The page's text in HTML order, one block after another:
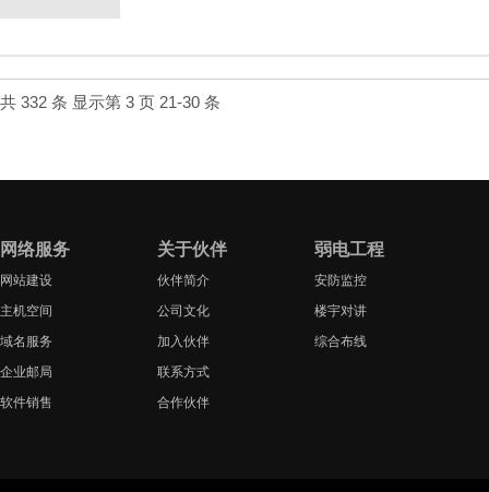
共 332 条 显示第 3 页 21-30 条
网络服务
网站建设
主机空间
域名服务
企业邮局
软件销售
关于伙伴
伙伴简介
公司文化
加入伙伴
联系方式
合作伙伴
弱电工程
安防监控
楼宇对讲
综合布线